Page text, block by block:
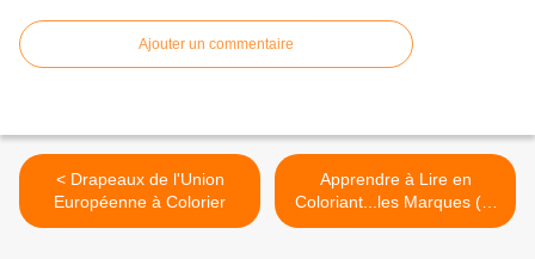
Ajouter un commentaire
< Drapeaux de l'Union
Européenne à Colorier
Apprendre à Lire en
Coloriant...les Marques (2)
>